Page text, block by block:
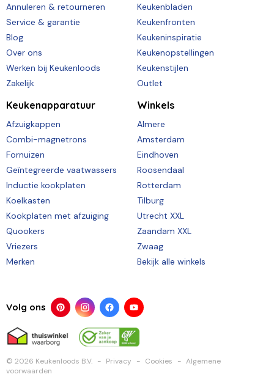
Annuleren & retourneren
Service & garantie
Blog
Over ons
Werken bij Keukenloods
Zakelijk
Keukenbladen
Keukenfronten
Keukeninspiratie
Keukenopstellingen
Keukenstijlen
Outlet
Keukenapparatuur
Afzuigkappen
Combi-magnetrons
Fornuizen
Geïntegreerde vaatwassers
Inductie kookplaten
Koelkasten
Kookplaten met afzuiging
Quookers
Vriezers
Merken
Winkels
Almere
Amsterdam
Eindhoven
Roosendaal
Rotterdam
Tilburg
Utrecht XXL
Zaandam XXL
Zwaag
Bekijk alle winkels
Volg ons
© 2026 Keukenloods B.V. Privacy Cookies
Algemene
voorwaarden